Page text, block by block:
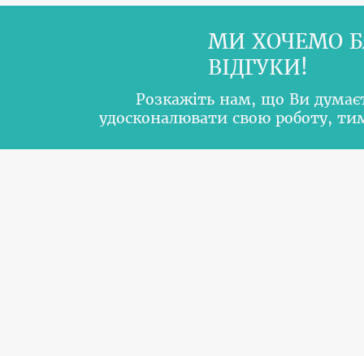
МИ ХОЧЕМО
ВІДГУКИ!
Розкажіть нам, що Ви
удосконалювати свою роботу,